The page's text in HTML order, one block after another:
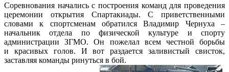
Соревнования начались с построения команд для проведения
церемонии открытия Спартакиады. С приветственными
словами к спортсменам обратился Владимир Чернуха –
начальник отдела по физической культуре и спорту
администрации ЗГМО. Он пожелал всем честной борьбы
и красивых голов. И вот раздается заливистый свисток,
заставляя команды ринуться в бой.